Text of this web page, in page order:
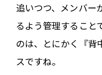
追いつつ、メンバー
るよう管理すること
のは、とにかく『背
スですね。